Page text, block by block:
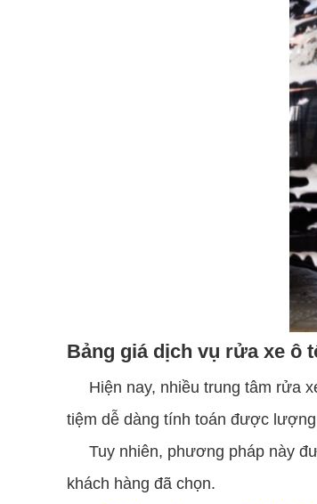
Bảng giá dịch vụ rửa xe ô
Hiện nay, nhiều trung tâm rửa
tiệm dễ dàng tính toán được
Tuy nhiên, phương pháp này
khách hàng đã chọn.